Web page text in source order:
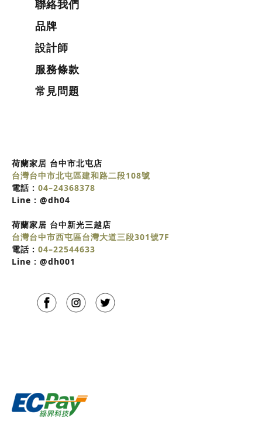
聯絡我們
品牌
設計師
服務條款
常見問題
荷蘭家居 台中市北屯店
台灣台中市北屯區建和路二段108號
電話 : 04–24368378
Line : @dh04
荷蘭家居 台中新光三越店
台灣台中市西屯區台灣大道三段301號7F
電話 : 04–22544633
Line : @dh001